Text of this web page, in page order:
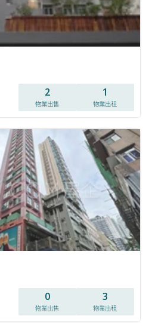
2
物業出售
1
物業出租
0
物業出售
3
物業出租